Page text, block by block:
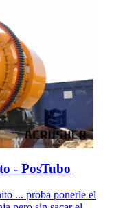
- PosTubo
... proba ponerle el